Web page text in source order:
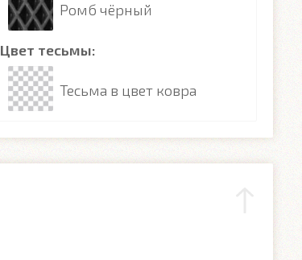
Ромб чёрный
Цвет тесьмы:
Тесьма в цвет ковра